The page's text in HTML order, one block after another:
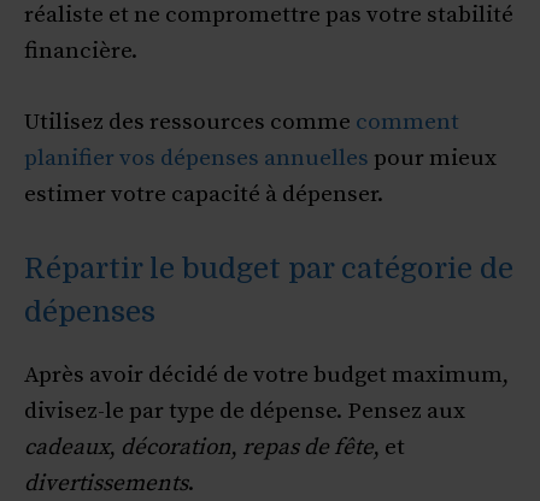
réaliste et ne compromettre pas votre stabilité
financière.
Utilisez des ressources comme comment
planifier vos dépenses annuelles pour mieux
estimer votre capacité à dépenser.
Répartir le budget par catégorie de
dépenses
Après avoir décidé de votre budget maximum,
divisez-le par type de dépense. Pensez aux
cadeaux, décoration, repas de fête, et
divertissements.